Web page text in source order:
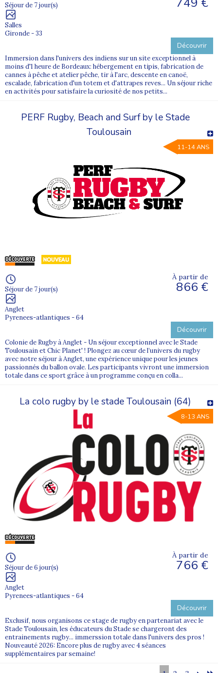
Séjour de 7 jour(s)
Salles
Gironde - 33
Découvrir
Immersion dans l'univers des indiens sur un site exceptionnel à
moins d'1 heure de Bordeaux: hébergement en tipis, fabrication de
cannes à pêche et atelier pêche, tir à l'arc, descente en canoë,
escalade, fabrication d'un totem et d'attrapes reves... Un séjour riche
en activités pour satisfaire la curiosité de nos petits...
PERF Rugby, Beach and Surf by le Stade
Toulousain
11-14 ANS
Séjour de 7 jour(s)
Anglet
Pyrenees-atlantiques - 64
À partir de
866 €
Découvrir
Colonie de Rugby à Anglet - Un séjour exceptionnel avec le Stade
Toulousain et Chic Planet' ! Plongez au cœur de l’univers du rugby
avec notre séjour à Anglet, une expérience unique pour les jeunes
passionnés du ballon ovale. Les participants vivront une immersion
totale dans ce sport grâce à un programme conçu en colla...
La colo rugby by le stade Toulousain (64)
8-13 ANS
Séjour de 6 jour(s)
Anglet
Pyrenees-atlantiques - 64
À partir de
766 €
Découvrir
Exclusif, nous organisons ce stage de rugby en partenariat avec le
Stade Toulousain, les éducateurs du Stade se chargeront des
entrainements rugby... immerssion totale dans l'univers des pros !
Nouveauté 2026: Encore plus de rugby avec 4 séances
supplémentaires par semaine!